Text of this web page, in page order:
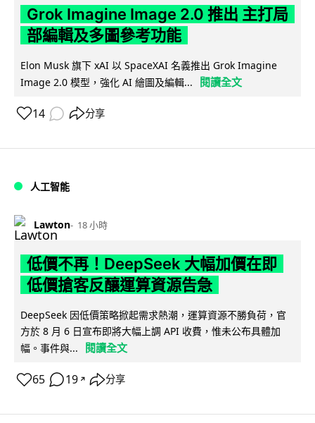
Grok Imagine Image 2.0 推出 主打局
部編輯及多圖參考功能
Elon Musk 旗下 xAI 以 SpaceXAI 名義推出 Grok Imagine
Image 2.0 模型，強化 AI 繪圖及編輯...
閱讀全文
14 分享
人工智能
Lawton 18 小時
低價不再！DeepSeek 大幅加價在即
低價搶客反釀運算資源告急
DeepSeek 因低價策略掀起需求熱潮，運算資源不勝負荷，官
方於 8 月 6 日宣布即將大幅上調 API 收費，惟未公布具體加
幅。事件與...
閱讀全文
65 19 ↗ 分享